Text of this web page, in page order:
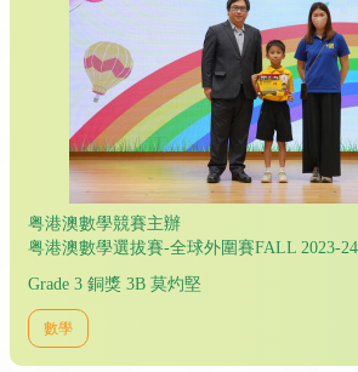
粤港澳數學競賽主辦
粤港澳數學選拔賽-全球外圍賽FALL 2023-24
Grade 3 銅獎 3B 莫灼堅
數學